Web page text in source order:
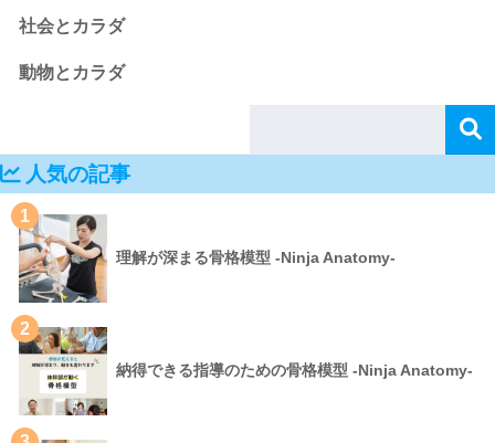
社会とカラダ
動物とカラダ
人気の記事
1
理解が深まる骨格模型 -Ninja Anatomy-
2
納得できる指導のための骨格模型 -Ninja Anatomy-